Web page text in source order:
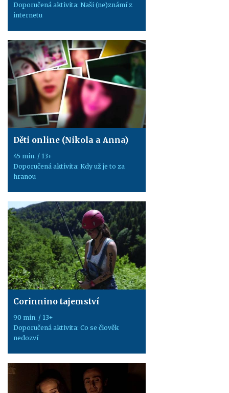
Doporučená aktivita: Naši (ne)známí z
internetu
Děti online (Nikola a Anna)
45 min. / 13+
Doporučená aktivita: Kdy už je to za
hranou
Corinnino tajemství
90 min. / 13+
Doporučená aktivita: Co se člověk
nedozví